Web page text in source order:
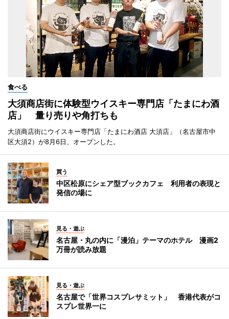
食べる
大須商店街に体験型ウイスキー専門店「たまにわ酒
店」 量り売りや角打ちも
大須商店街にウイスキー専門店「たまにわ酒店 大須店」（名古屋市中
区大須2）が8月6日、オープンした。
買う
中区松原にシェア型ブックカフェ 利用者の表現と
発信の場に
見る・遊ぶ
名古屋・丸の内に「漫泊」テーマのホテル 漫画2
万冊が読み放題
見る・遊ぶ
名古屋で「世界コスプレサミット」 香港代表がコ
スプレ世界一に